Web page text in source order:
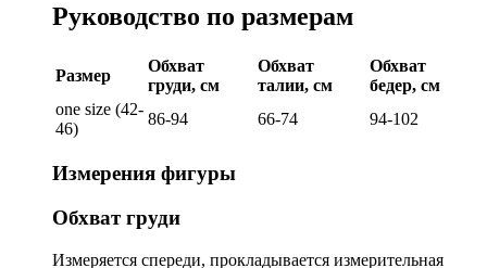
Руководство по размерам
Размер
Обхват
груди, см
Обхват
талии, см
Обхват
бедер, см
one size (42-
46)
86-94 66-74 94-102
Измерения фигуры
Обхват груди
Измеряется спереди, прокладывается измерительная